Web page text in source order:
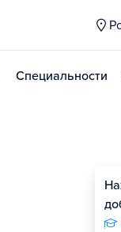
Специальности